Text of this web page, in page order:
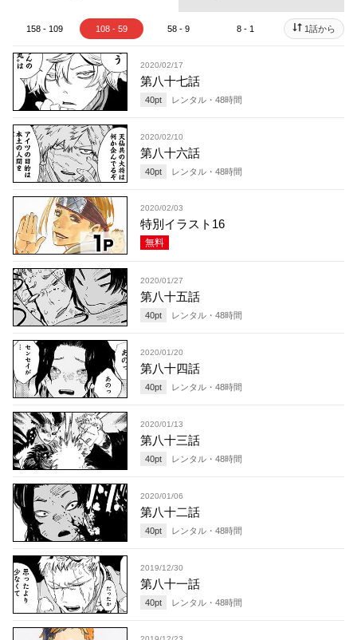
158 - 109 108 - 59 58 - 9 8 - 1 1話から
2020/02/17
第八十七話
40pt レンタル・ 48時間
2020/02/10
第八十六話
40pt レンタル・ 48時間
2020/02/03
特別イラスト16
無料
2020/01/27
第八十五話
40pt レンタル・ 48時間
2020/01/20
第八十四話
40pt レンタル・ 48時間
2020/01/13
第八十三話
40pt レンタル・ 48時間
2020/01/06
第八十二話
40pt レンタル・ 48時間
2019/12/30
第八十一話
40pt レンタル・ 48時間